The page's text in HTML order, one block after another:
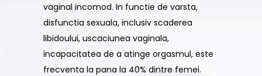
vaginal incomod. In functie de varsta,
disfunctia sexuala, inclusiv scaderea
libidoului, uscaciunea vaginala,
incapacitatea de a atinge orgasmul, este
frecventa la pana la 40% dintre femei.